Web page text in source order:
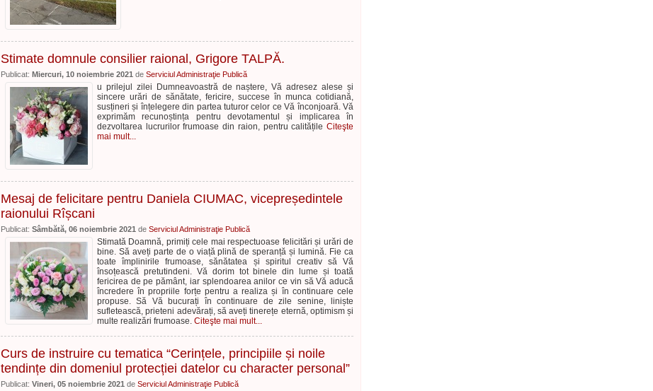
Stimate domnule consilier raional, Grigore TALPĂ.
Publicat: Miercuri, 10 noiembrie 2021 de Serviciul Administraţie Publică
u prilejul zilei Dumneavoastră de naștere, Vă adresez alese și
sincere urări de sănătate, fericire, succese în munca cotidiană,
susțineri și înțelegere din partea tuturor celor ce Vă înconjoară. Vă
exprimăm recunoștința pentru devotamentul și implicarea în
dezvoltarea lucrurilor frumoase din raion, pentru calitățile Citeşte
mai mult...
Mesaj de felicitare pentru Daniela CIUMAC, vicepreședintele
raionului Rîșcani
Publicat: Sâmbătă, 06 noiembrie 2021 de Serviciul Administraţie Publică
Stimată Doamnă, primiți cele mai respectuoase felicitări și urări de
bine. Să aveți parte de o viață plină de speranță și lumină. Fie ca
toate împlinirile frumoase, sănătatea și spiritul creativ să Vă
însoțească pretutindeni. Vă dorim tot binele din lume și toată
fericirea de pe pământ, iar splendoarea anilor ce vin să Vă aducă
încredere în propriile forțe pentru a realiza și în continuare cele
propuse. Să Vă bucurați în continuare de zile senine, liniște
sufletească, prieteni adevărați, să aveți tinerețe eternă, optimism și
multe realizări frumoase. Citeşte mai mult...
Curs de instruire cu tematica “Cerințele, principiile și noile
tendințe din domeniul protecției datelor cu character personal”
Publicat: Vineri, 05 noiembrie 2021 de Serviciul Administraţie Publică